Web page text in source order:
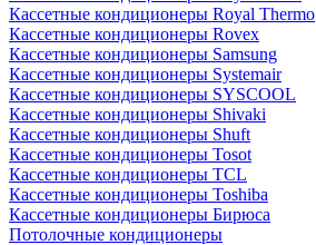
Кассетные кондиционеры Royal Thermo
Кассетные кондиционеры Rovex
Кассетные кондиционеры Samsung
Кассетные кондиционеры Systemair
Кассетные кондиционеры SYSCOOL
Кассетные кондиционеры Shivaki
Кассетные кондиционеры Shuft
Кассетные кондиционеры Tosot
Кассетные кондиционеры TCL
Кассетные кондиционеры Toshiba
Кассетные кондиционеры Бирюса
Потолочные кондиционеры